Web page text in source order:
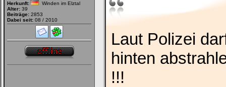
Herkunft:
Winden im Elztal
Alter: 39
Beiträge: 2853
Dabei seit: 08 / 2010
Laut Polizei
hinten
!!!